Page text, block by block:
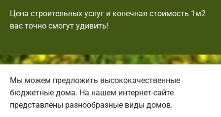
Цена строительных услуг и конечная стоимость 1м2
вас точно смогут удивить!
Мы можем предложить высококачественные
бюджетные дома. На нашем интернет-сайте
представлены разнообразные виды домов.